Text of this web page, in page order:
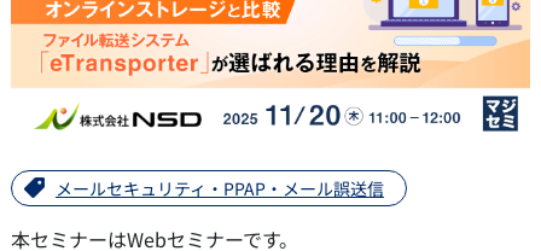
メールセキュリティ・PPAP・メール誤送信
本セミナーはWebセミナーです。